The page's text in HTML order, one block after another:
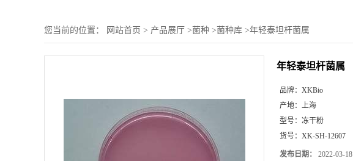
您当前的位置： 网站首页 > 产品展厅 >菌种 >菌种库 >年轻泰坦杆菌属
年轻泰坦杆菌属
品牌： XKBio
产地： 上海
型号： 冻干粉
货号： XK-SH-12607
发布日期： 2022-03-18